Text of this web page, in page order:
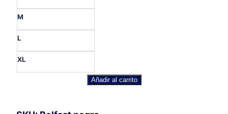
M
L
XL
Encerado
Añadir al carrito